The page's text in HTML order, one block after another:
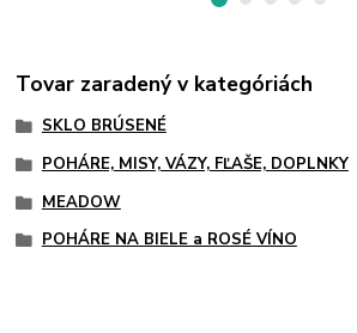
Tovar zaradený v kategóriách
SKLO BRÚSENÉ
POHÁRE, MISY, VÁZY, FĽAŠE, DOPLNKY
MEADOW
POHÁRE NA BIELE a ROSÉ VÍNO